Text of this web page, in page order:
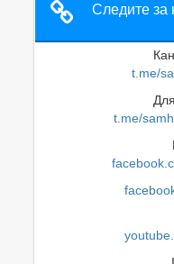
Следите за
t.me/
t.me/